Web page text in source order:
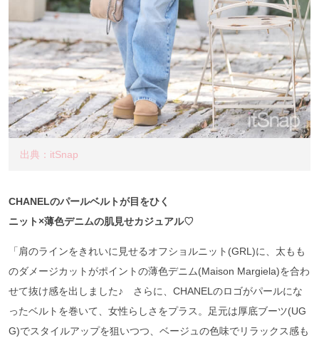
出典：itSnap
CHANELのパールベルトが目をひく
ニット×薄色デニムの肌見せカジュアル♡
「肩のラインをきれいに見せるオフショルニット(GRL)に、太もも
のダメージカットがポイントの薄色デニム(Maison Margiela)を合わ
せて抜け感を出しました♪ さらに、CHANELのロゴがパールにな
ったベルトを巻いて、女性らしさをプラス。足元は厚底ブーツ(UG
G)でスタイルアップを狙いつつ、ベージュの色味でリラックス感も